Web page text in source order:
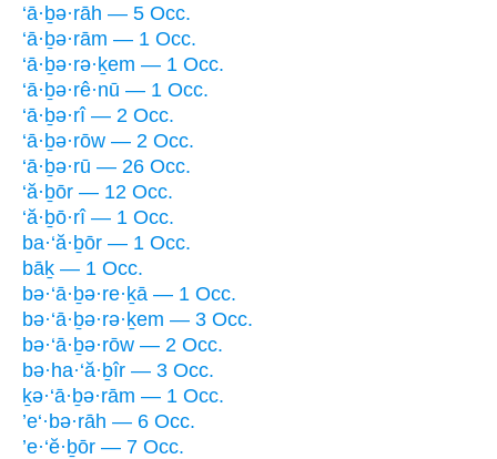
‘ā·ḇə·rāh — 5 Occ.
‘ā·ḇə·rām — 1 Occ.
‘ā·ḇə·rə·ḵem — 1 Occ.
‘ā·ḇə·rê·nū — 1 Occ.
‘ā·ḇə·rî — 2 Occ.
‘ā·ḇə·rōw — 2 Occ.
‘ā·ḇə·rū — 26 Occ.
‘ă·ḇōr — 12 Occ.
‘ă·ḇō·rî — 1 Occ.
ba·‘ă·ḇōr — 1 Occ.
bāḵ — 1 Occ.
bə·‘ā·ḇə·re·ḵā — 1 Occ.
bə·‘ā·ḇə·rə·ḵem — 3 Occ.
bə·‘ā·ḇə·rōw — 2 Occ.
bə·ha·‘ă·ḇîr — 3 Occ.
ḵə·‘ā·ḇə·rām — 1 Occ.
’e‘·bə·rāh — 6 Occ.
’e·‘ĕ·ḇōr — 7 Occ.